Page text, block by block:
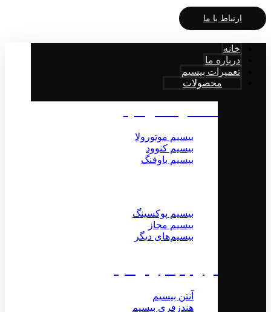
ارتباط با ما
خانه
درباره ما
تعمیرات بیسیم
محصولات
بیسیم موتورولا
بیسیم کنوود
بیسیم باوفنگ
بیسیم پوکسینگ
بیسیم مجاز
بیسیم‌های دیگر
آنتن بیسیم
هندزفری بیسیم